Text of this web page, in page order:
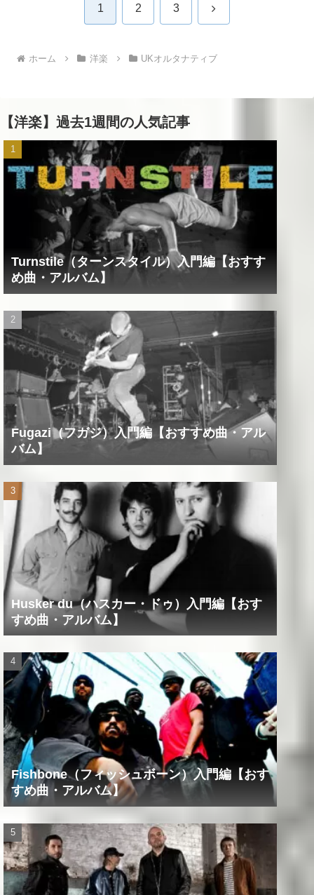
1 2 3 次
ホーム 洋楽 UKオルタナティブ
【洋楽】過去1週間の人気記事
Turnstile（ターンスタイル）入門編【おすす
め曲・アルバム】
Fugazi（フガジ）入門編【おすすめ曲・アル
バム】
Husker du（ハスカー・ドゥ）入門編【おす
すめ曲・アルバム】
Fishbone（フィッシュボーン）入門編【おす
すめ曲・アルバム】